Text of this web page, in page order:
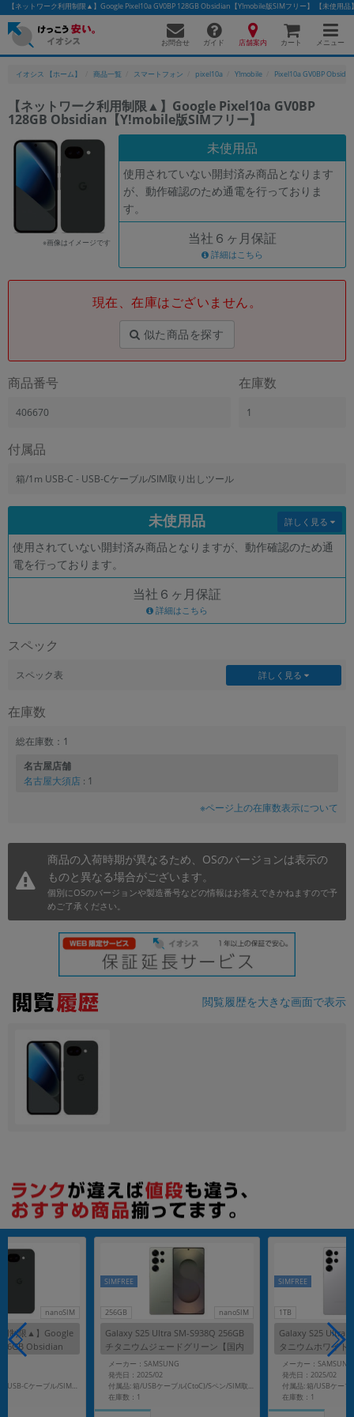
【ネットワーク利用制限▲】Google Pixel10a GV0BP 128GB Obsidian【Y!mobile版SIMフリー】 【未使用
お問合せ ガイド 店舗案内 カート メニュー
イオシス 【ホーム】 商品一覧 スマートフォン pixel10a Y!mobile Pixel10a GV0BP
【ネットワーク利用制限▲】Google Pixel10a GV0BP
128GB Obsidian【Y!mobile版SIMフリー】
※画像はイメージです
未使用品
使用されていない開封済み商品となります
が、動作確認のため通電を行っておりま
す。
当社６ヶ月保証
詳細はこちら
現在、在庫はございません。
似た商品を探す
商品番号
406670
在庫数
1
付属品
箱/1m USB-C - USB-Cケーブル/SIM取り出しツール
未使用品
使用されていない開封済み商品となりますが、動作確認のため通
電を行っております。
詳しく見る
当社６ヶ月保証
詳細はこちら
スペック
スペック表 詳しく見る
在庫数
総在庫数：1
名古屋店舗
名古屋大須店 : 1
※ページ上の在庫数表示について
商品の入荷時期が異なるため、OSのバージョンは表示の
ものと異なる場合がございます。
個別にOSのバージョンや製造番号などの情報はお答えできかねますので予
めご了承ください。
閲覧履歴を大きな画面で表示
nanoSIM
制限▲】Google
Obsidian
リー】
付属品: 箱/1m USB-C - USB-Cケーブル/SIM取り出しツール
256GB nanoSIM
SIMFREE
Galaxy S25 Ultra SM-S938Q 256GB
チタニウムジェードグリーン【国内
版 SIMフリー】
メーカー：SAMSUNG
発売日：2025/02
付属品: 箱/USBケーブル(CtoC)/Sペン/SIM取り出し用ピン/マニュアル
在庫数：1
1TB
SIMFREE
Galaxy S25 Ultra
タニウムホワイト
SIMフリー】
メーカー：SAMSUNG
発売日：2025/02
在庫数：1
かんたんパソコン検索に切り替える
フリーワード
人気の検索ワード： Let's note
「スマートフォン」「タブレット」など
メーカー
「Apple」「SONY」「SHARP」など
機能・特徴
ランク
商品状態の絞り込み
「新品」「未使用」「中古」など
CPUの絞り込み
OS
OSの絞り込み
容量
~
発売日
各項目のチェックボックスは「or検索」となります。